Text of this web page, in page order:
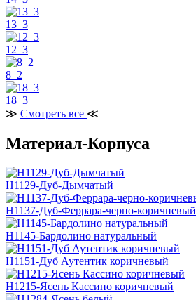
13_3
12_3
8_2
18_3
≫ Смотреть все ≪
Материал-Корпуса
H1129-Дуб-Дымчатый
H1137-Дуб-Феррара-черно-коричневый
H1145-Бардолино натуральный
H1151-Дуб Аутентик коричневый
H1215-Ясень Кассино коричневый